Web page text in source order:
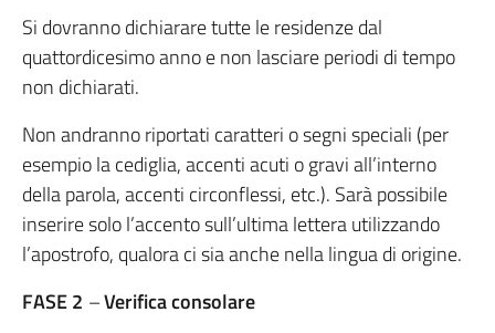
Si dovranno dichiarare tutte le residenze dal
quattordicesimo anno e non lasciare periodi di tempo
non dichiarati.
Non andranno riportati caratteri o segni speciali (per
esempio la cediglia, accenti acuti o gravi all’interno
della parola, accenti circonflessi, etc.). Sarà possibile
inserire solo l’accento sull’ultima lettera utilizzando
l’apostrofo, qualora ci sia anche nella lingua di origine.
FASE 2 –Verifica consolare